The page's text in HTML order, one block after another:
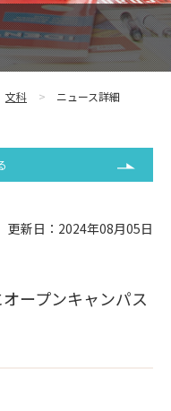
文科 ニュース詳細
更新日：2024年08月05日
ープンキャンパス